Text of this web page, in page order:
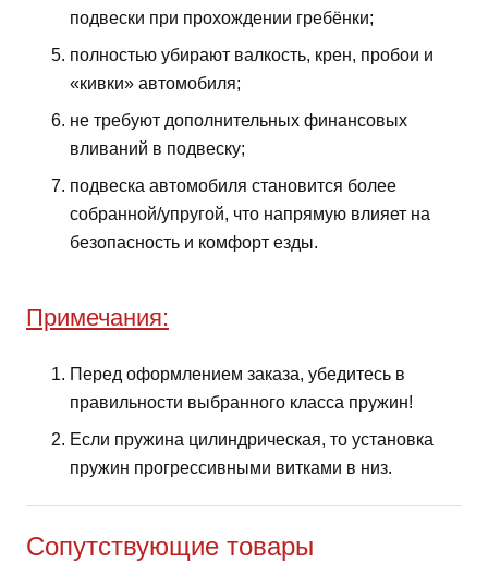
подвески при прохождении гребёнки;
полностью убирают валкость, крен, пробои и
«кивки» автомобиля;
не требуют дополнительных финансовых
вливаний в подвеску;
подвеска автомобиля становится более
собранной/упругой, что напрямую влияет на
безопасность и комфорт езды.
Примечания:
Перед оформлением заказа, убедитесь в
правильности выбранного класса пружин!
Если пружина цилиндрическая, то установка
пружин прогрессивными витками в низ.
Сопутствующие товары